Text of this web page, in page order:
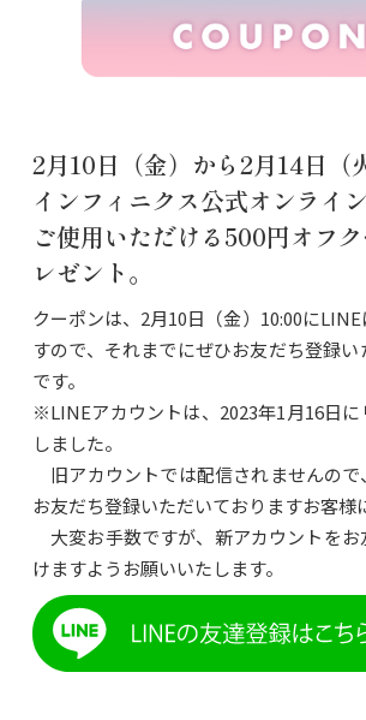
2月10日（金）から2月14日（
インフィニクス公式オンライ
ご使用いただける500円オフ
レゼント。
クーポンは、2月10日（金）10:00に
すので、それまでにぜひお友だち登録
です。
※LINEアカウントは、2023年1月16日に
しました。
旧アカウントでは配信されませんので
お友だち登録いただいておりますお客様
大変お手数ですが、新アカウントをお
けますようお願いいたします。